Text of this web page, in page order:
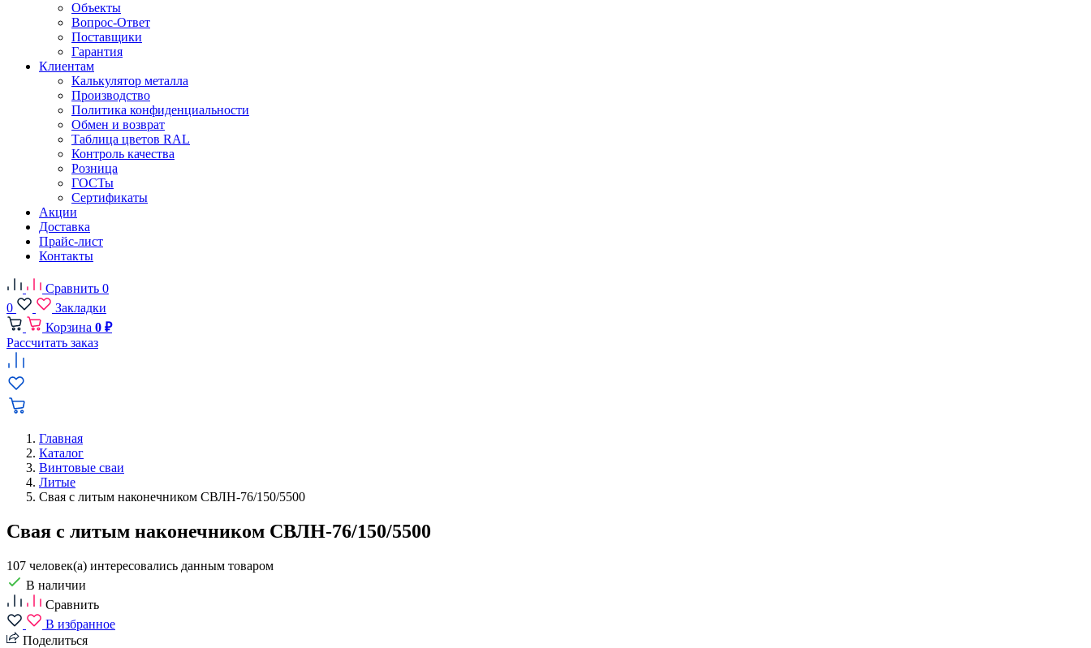
Объекты
Вопрос-Ответ
Поставщики
Гарантия
Клиентам
Калькулятор металла
Производство
Политика конфиденциальности
Обмен и возврат
Таблица цветов RAL
Контроль качества
Розница
ГОСТы
Сертификаты
Акции
Доставка
Прайс-лист
Контакты
Сравнить 0
0
Закладки
Корзина 0 ₽
Рассчитать заказ
Главная
Каталог
Винтовые сваи
Литые
Свая с литым наконечником СВЛН-76/150/5500
Свая с литым наконечником СВЛН-76/150/5500
107 человек(а) интересовались данным товаром
В наличии
Сравнить
В избранное
Поделиться